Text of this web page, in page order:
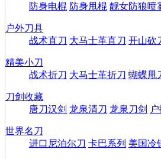
防身电棍 防身甩棍 靓女防狼喷
户外刀具
战术直刀 大马士革直刀 开山砍
精美小刀
战术折刀 大马士革折刀 蝴蝶甩
刀剑收藏
唐刀汉剑 龙泉清刀 龙泉刀剑
世界名刀
进口尼泊尔刀 卡巴系列 美国冷